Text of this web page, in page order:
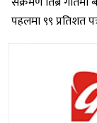
पहलमा ९९ प्रतिशत